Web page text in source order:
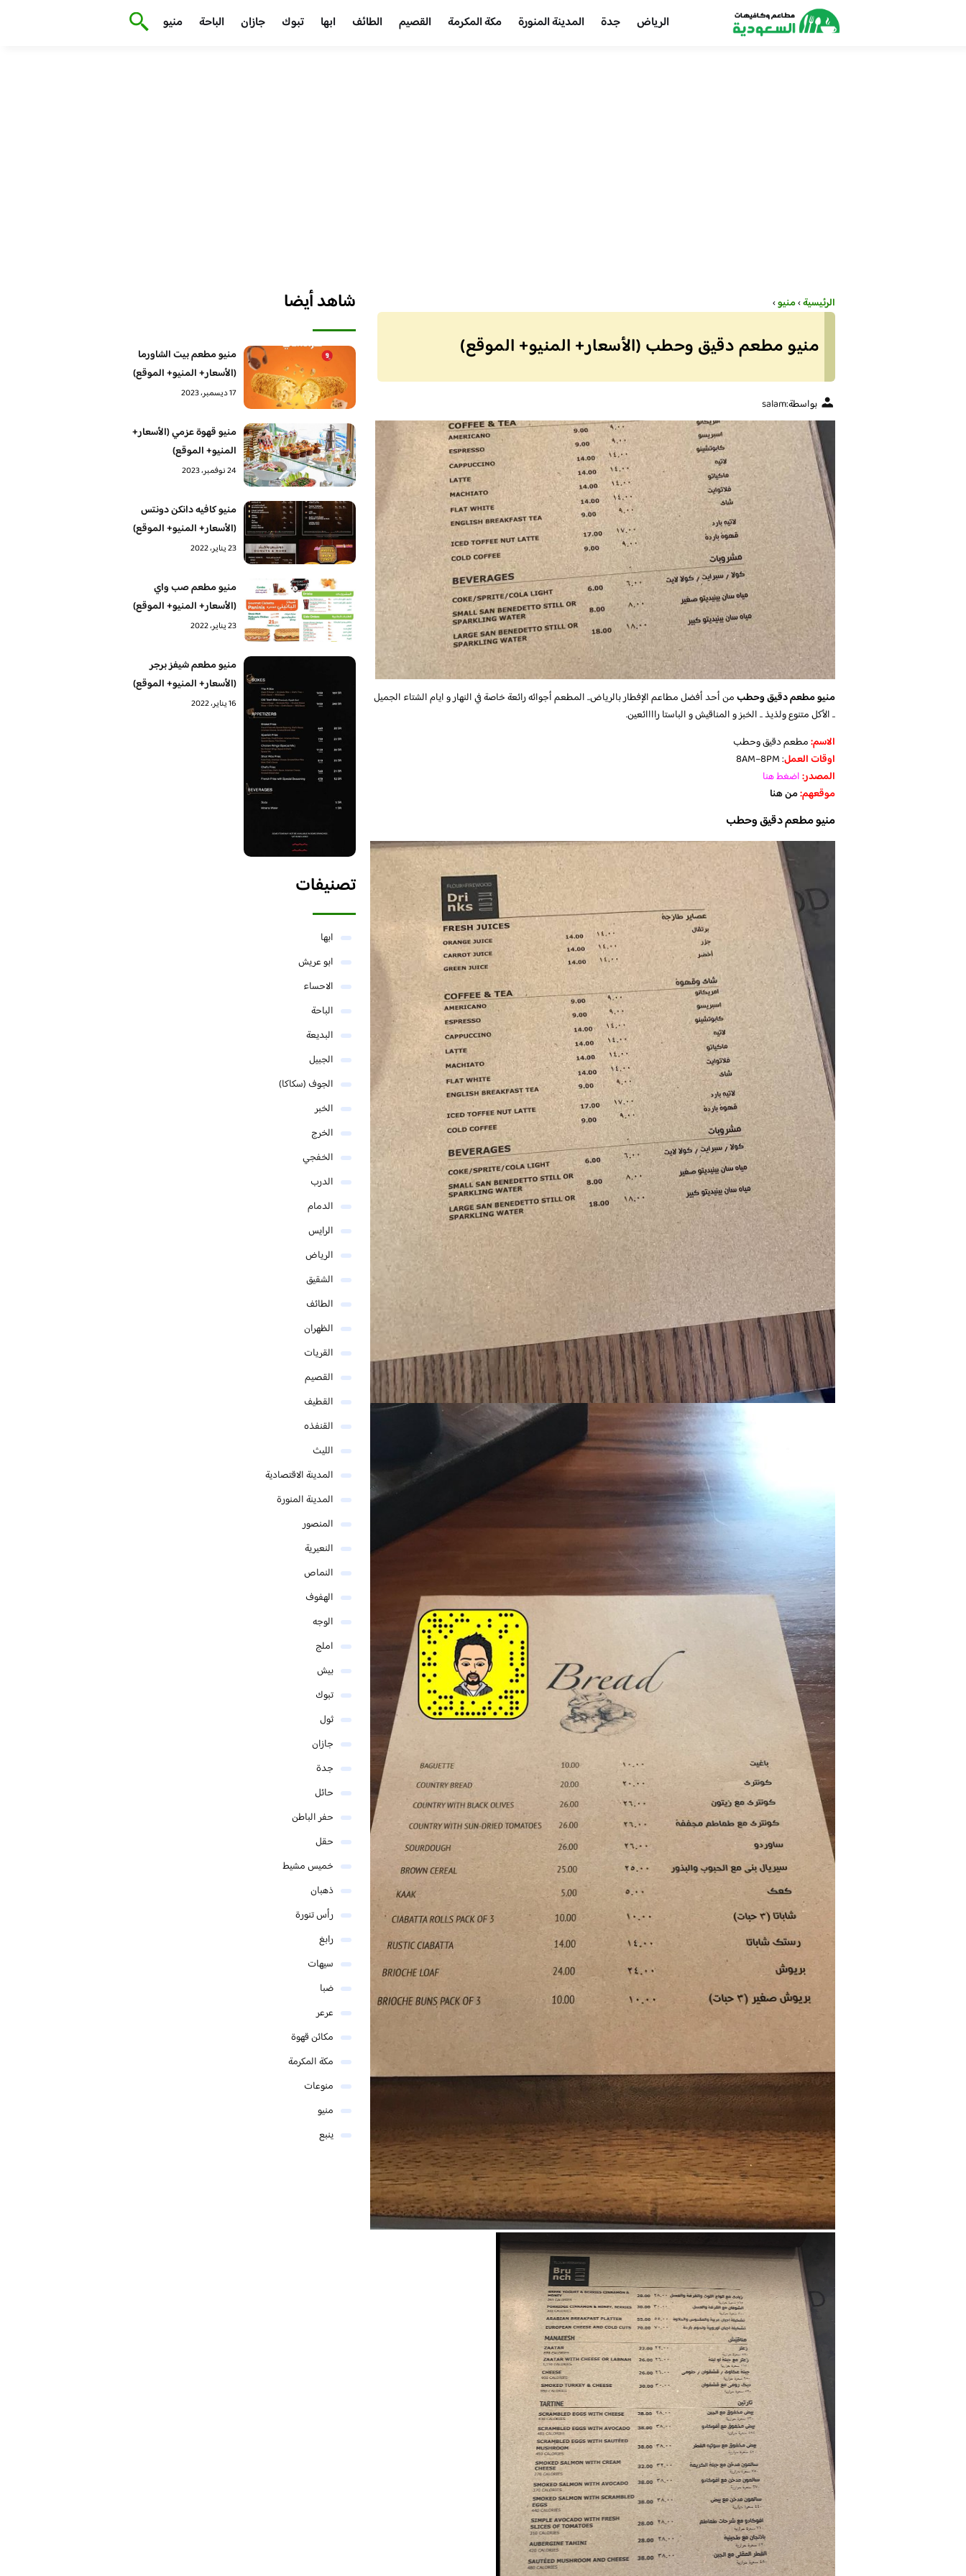
الرياض جدة المدينة المنورة مكة المكرمة القصيم الطائف ابها تبوك جازان الباحة منيو
الرئيسية›منيو›
منيو مطعم دقيق وحطب (الأسعار+ المنيو+ الموقع)
بواسطة:salam
منيو مطعم دقيق وحطبمن أحد أفضل مطاعم الإفطار بالرياض.. المطعم أجوائه رائعة خاصة في النهار و ايام الشتاء الجميل
.. الأكل متنوع ولذيذ .. الخبز و المناقيش و الباستا راااائعين.
الاسم:مطعم دقيق وحطب
اوقات العمل: 8AM–8PM
المصدر:اضغط هنا
موقعهم:من هنا
منيو مطعم دقيق وحطب
شاهد أيضا
منيو مطعم بيت الشاورما
(الأسعار+ المنيو+ الموقع)
17 ديسمبر، 2023
منيو قهوة عزمي (الأسعار+
المنيو+ الموقع)
24 نوفمبر، 2023
منيو كافيه دانكن دونتس
(الأسعار+ المنيو+ الموقع)
23 يناير، 2022
منيو مطعم صب واي
(الأسعار+ المنيو+ الموقع)
23 يناير، 2022
منيو مطعم شيفز برجر
(الأسعار+ المنيو+ الموقع)
16 يناير، 2022
تصنيفات
ابها
ابو عريش
الاحساء
الباحة
البديعة
الجبيل
الجوف (سكاكا)
الخبر
الخرج
الخفجي
الدرب
الدمام
الرايس
الرياض
الشقيق
الطائف
الظهران
القريات
القصيم
القطيف
القنفذه
الليث
المدينة الاقتصادية
المدينة المنورة
المنصور
النعيرية
النماص
الهفوف
الوجه
املج
بيش
تبوك
ثول
جازان
جدة
حائل
حفر الباطن
حقل
خميس مشيط
ذهبان
رأس تنورة
رابغ
سيهات
ضبا
عرعر
مكائن قهوة
مكة المكرمة
منوعات
منيو
ينبع